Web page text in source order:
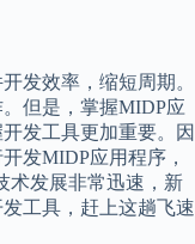
效率，缩短周期。
但是，掌握MIDP应
发工具更加重要。因
发MIDP应用程序，
术发展非常迅速，新
工具，赶上这趟飞速